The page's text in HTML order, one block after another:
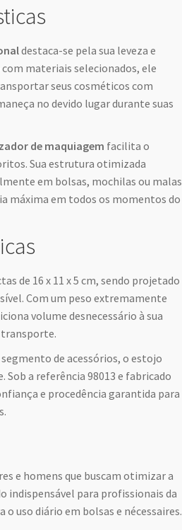
destaca-se pela sua leveza e
materiais selecionados, ele
seus cosméticos com
no devido lugar durante suas
de maquiagem facilita o
Sua estrutura otimizada
em bolsas, mochilas ou malas
máxima em todos os momentos do
de 16 x 11 x 5 cm, sendo projetado
Com um peso extremamente
volume desnecessário à sua
de acessórios, o estojo
Sob a referência 98013 e fabricado
e procedência garantida para
e homens que buscam otimizar a
indispensável para profissionais da
uso diário em bolsas e nécessaires.